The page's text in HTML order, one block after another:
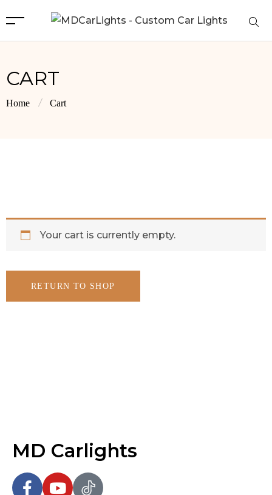
CART
Home Cart
Your cart is currently empty.
RETURN TO SHOP
MD Carlights